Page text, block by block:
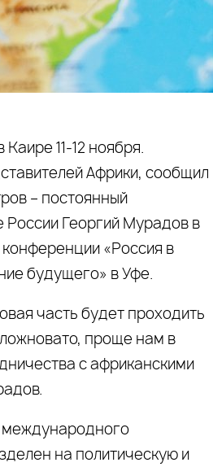
11-12 ноября.
Африки, сообщил
– постоянный
России Георгий Мурадов в
«Россия в
будущего» в Уфе.
часть будет проходить
проще нам в
с африканскими
международного
на политическую и